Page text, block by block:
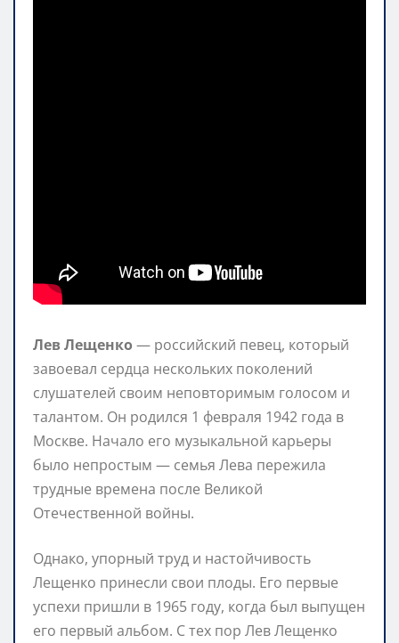
Лев Лещенко — российский певец, который
завоевал сердца нескольких поколений
слушателей своим неповторимым голосом и
талантом. Он родился 1 февраля 1942 года в
Москве. Начало его музыкальной карьеры
было непростым — семья Лева пережила
трудные времена после Великой
Отечественной войны.
Однако, упорный труд и настойчивость
Лещенко принесли свои плоды. Его первые
успехи пришли в 1965 году, когда был выпущен
его первый альбом. С тех пор Лев Лещенко